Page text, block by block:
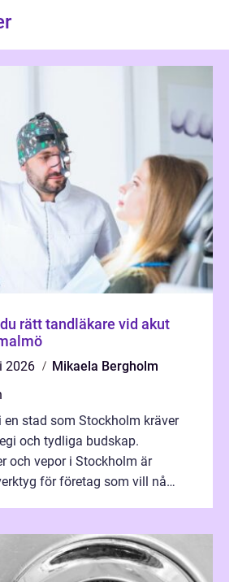
rätt tandläkare vid akut
2026
Mikaela Bergholm
en stad som Stockholm kräver
och tydliga budskap.
och vepor i Stockholm är
för företag som vill nå